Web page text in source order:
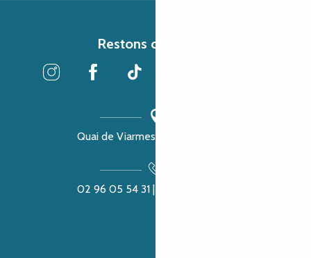
Restons connectés
Quai de Viarmes, 22300 Lannion
02 96 05 54 31 | 02 96 04 04 57